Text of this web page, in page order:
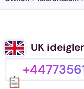
UK